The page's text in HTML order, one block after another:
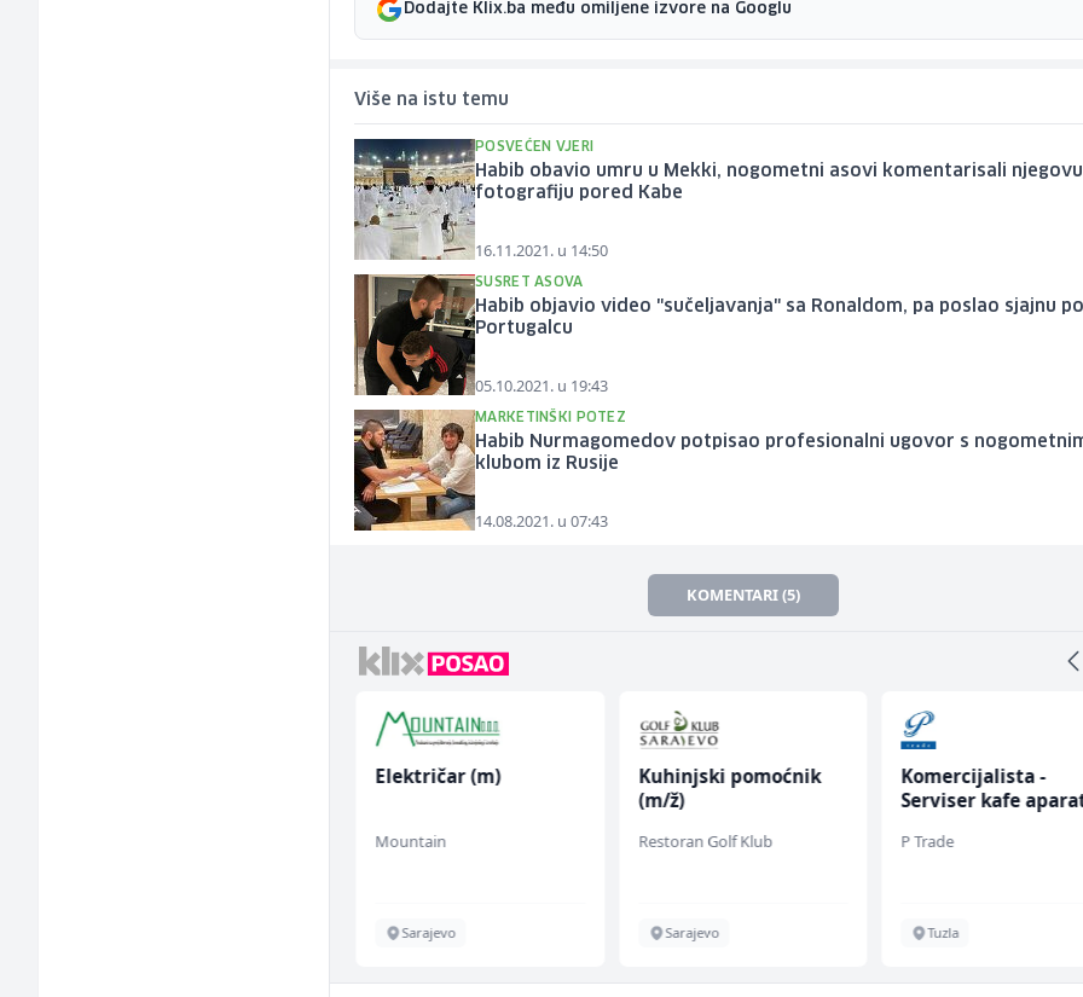
Dodajte Klix.ba među omiljene izvore na Googlu
Više na istu temu
POSVEĆEN VJERI
Habib obavio umru u Mekki, nogometni asovi komentarisali njegovu
fotografiju pored Kabe
16.11.2021. u 14:50
SUSRET ASOVA
Habib objavio video "sučeljavanja" sa Ronaldom, pa poslao sjajnu
Portugalcu
05.10.2021. u 19:43
MARKETINŠKI POTEZ
Habib Nurmagomedov potpisao profesionalni ugovor s
klubom iz Rusije
14.08.2021. u 07:43
KOMENTARI (5)
Električar (m)
Mountain
Sarajevo
Kuhinjski pomoćnik
(m/ž)
Restoran Golf Klub
Sarajevo
Komercijalista -
Serviser kafe
P Trade
Tuzla